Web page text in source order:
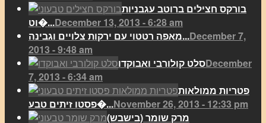
בורקס חצילים ברוטב עגבניות
וט�...December 13, 2013 - 6:28 am
מאפה רטטוי עם ירקות צלויים וגבינה...December 7,
2013 - 9:48 am
סלט קולורבי ואבוקדוDecember
7, 2013 - 6:34 am
פטריות ממולאות
פסטו זיתים טבע�...November 26, 2013 - 12:33 pm
מרק שומר (בישבש)